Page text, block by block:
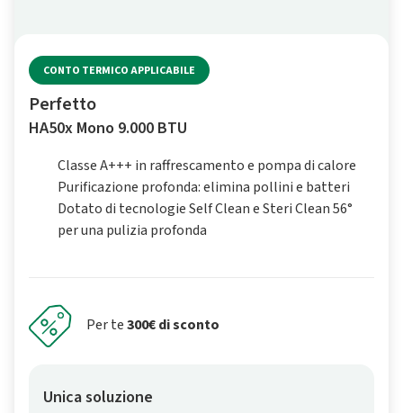
CONTO TERMICO APPLICABILE
Perfetto
HA50x Mono 9.000 BTU
Classe A+++ in raffrescamento e pompa di calore
Purificazione profonda: elimina pollini e batteri
Dotato di tecnologie Self Clean e Steri Clean 56°
per una pulizia profonda
Per te300€ di sconto
Unica soluzione